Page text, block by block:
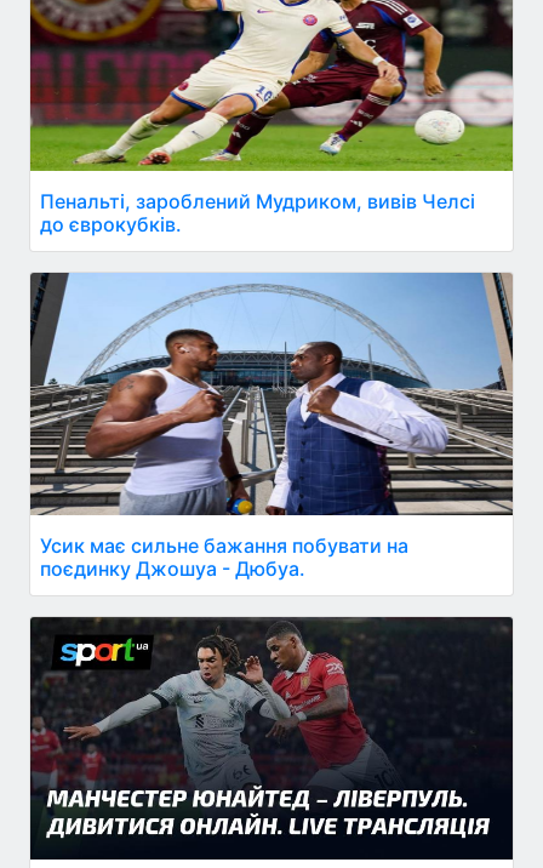
Пенальті, зароблений Мудриком, вивів Челсі
до єврокубків.
Усик має сильне бажання побувати на
поєдинку Джошуа - Дюбуа.